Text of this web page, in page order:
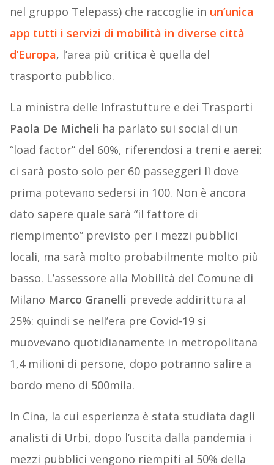
nel gruppo Telepass) che raccoglie in un’unica
app tutti i servizi di mobilità in diverse città
d’Europa, l’area più critica è quella del
trasporto pubblico.
La ministra delle Infrastutture e dei Trasporti
Paola De Micheli ha parlato sui social di un
“load factor” del 60%, riferendosi a treni e aerei:
ci sarà posto solo per 60 passeggeri lì dove
prima potevano sedersi in 100. Non è ancora
dato sapere quale sarà “il fattore di
riempimento” previsto per i mezzi pubblici
locali, ma sarà molto probabilmente molto più
basso. L’assessore alla Mobilità del Comune di
Milano Marco Granelli prevede addirittura al
25%: quindi se nell’era pre Covid-19 si
muovevano quotidianamente in metropolitana
1,4 milioni di persone, dopo potranno salire a
bordo meno di 500mila.
In Cina, la cui esperienza è stata studiata dagli
analisti di Urbi, dopo l’uscita dalla pandemia i
mezzi pubblici vengono riempiti al 50% della